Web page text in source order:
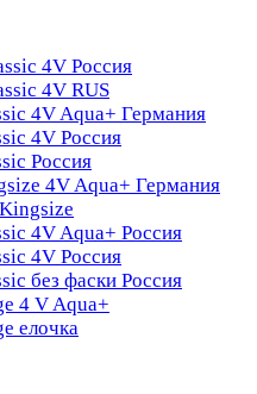
4V Россия
4V RUS
4V Aqua+ Германия
4V Россия
Россия
4V Aqua+ Германия
4V Aqua+ Россия
4V Россия
без фаски Россия
4 V Aqua+
елочка